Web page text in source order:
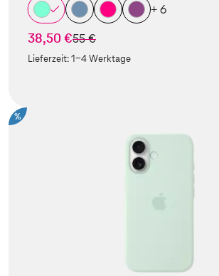
+ 6
38,50 €statt
55 €
Lieferzeit:1-4 Werktage
%